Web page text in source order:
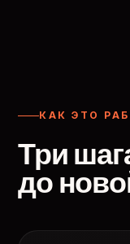
КАК ЭТО
Три
до